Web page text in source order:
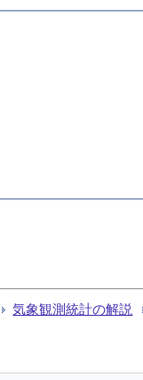
気象観測統計の解説